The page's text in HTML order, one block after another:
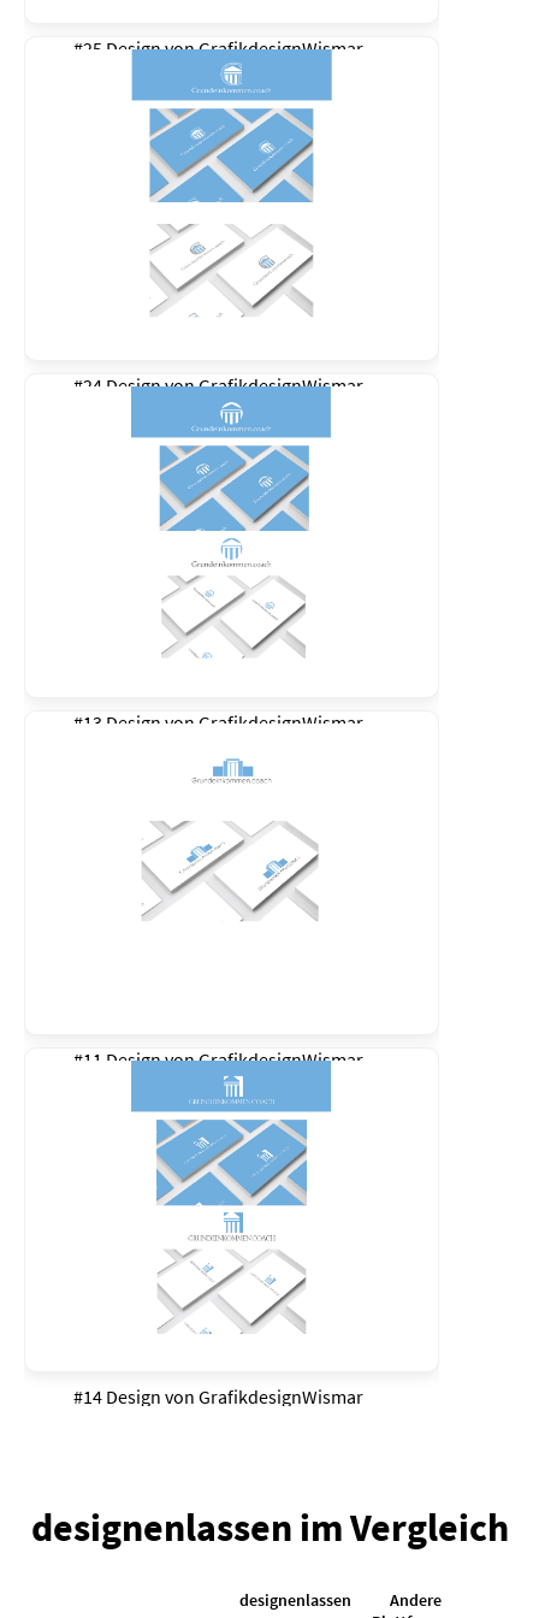
#25 Design vonGrafikdesignWismar
#24 Design vonGrafikdesignWismar
#13 Design von GrafikdesignWismar
#11 Design vonGrafikdesignWismar
#14 Design von GrafikdesignWismar
designenlassen im Vergleich
designenlassen
Andere